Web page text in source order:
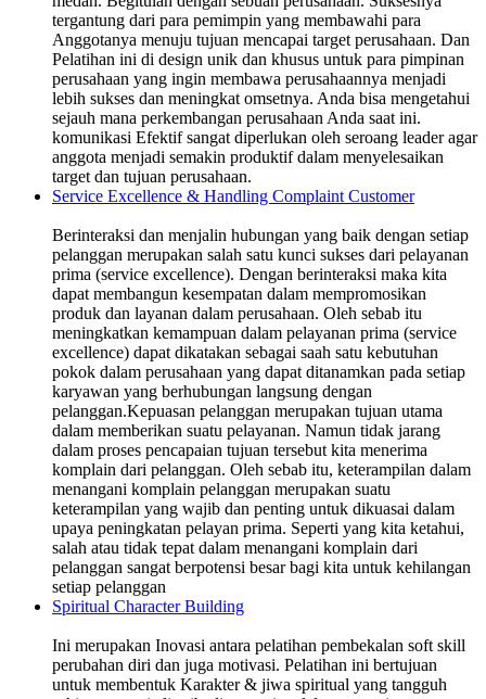
tergantung dari para pemimpin yang membawahi para
Anggotanya menuju tujuan mencapai target perusahaan. Dan
Pelatihan ini di design unik dan khusus untuk para pimpinan
perusahaan yang ingin membawa perusahaannya menjadi
lebih sukses dan meningkat omsetnya. Anda bisa mengetahui
sejauh mana perkembangan perusahaan Anda saat ini.
komunikasi Efektif sangat diperlukan oleh seroang leader agar
anggota menjadi semakin produktif dalam menyelesaikan
target dan tujuan perusahaan.
Service Excellence & Handling Complaint Customer
Berinteraksi dan menjalin hubungan yang baik dengan setiap
pelanggan merupakan salah satu kunci sukses dari pelayanan
prima (service excellence). Dengan berinteraksi maka kita
dapat membangun kesempatan dalam mempromosikan
produk dan layanan dalam perusahaan. Oleh sebab itu
meningkatkan kemampuan dalam pelayanan prima (service
excellence) dapat dikatakan sebagai saah satu kebutuhan
pokok dalam perusahaan yang dapat ditanamkan pada setiap
karyawan yang berhubungan langsung dengan
pelanggan.Kepuasan pelanggan merupakan tujuan utama
dalam memberikan suatu pelayanan. Namun tidak jarang
dalam proses pencapaian tujuan tersebut kita menerima
komplain dari pelanggan. Oleh sebab itu, keterampilan dalam
menangani komplain pelanggan merupakan suatu
keterampilan yang wajib dan penting untuk dikuasai dalam
upaya peningkatan pelayan prima. Seperti yang kita ketahui,
salah atau tidak tepat dalam menangani komplain dari
pelanggan sangat berpotensi besar bagi kita untuk kehilangan
setiap pelanggan
Spiritual Character Building
Ini merupakan Inovasi antara pelatihan pembekalan soft skill
perubahan diri dan juga motivasi. Pelatihan ini bertujuan
untuk membentuk Karakter & jiwa spiritual yang tangguh